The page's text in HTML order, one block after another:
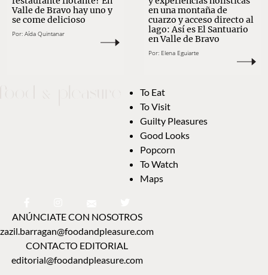
Valle de Bravo hay uno y
se come delicioso
Por: Aída Quintanar
en una montaña de
cuarzo y acceso directo al
lago: Así es El Santuario
en Valle de Bravo
Por: Elena Eguiarte
To Eat
To Visit
Guilty Pleasures
Good Looks
Popcorn
To Watch
Maps
ANÚNCIATE CON NOSOTROS
zazil.barragan@foodandpleasure.com
CONTACTO EDITORIAL
editorial@foodandpleasure.com